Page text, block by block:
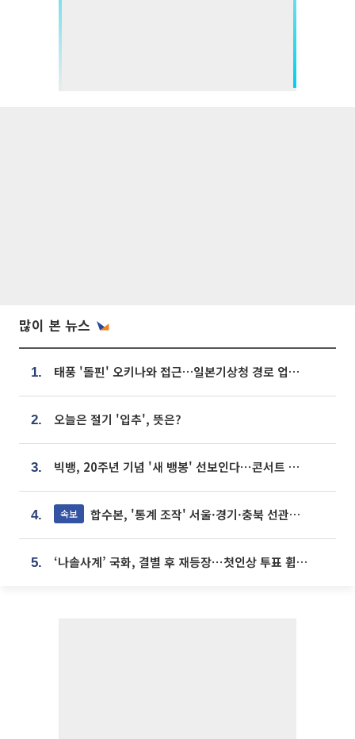
많이 본 뉴스
1. 태풍 '돌핀' 오키나와 접근…일본기상청 경로 업데이트
2. 오늘은 절기 '입추', 뜻은?
3. 빅뱅, 20주년 기념 '새 뱅봉' 선보인다⋯콘서트 앞두고 팝업 개최
4. 속보 합수본, '통계 조작' 서울·경기·충북 선관위 등 추가 압수수색
5. ‘나솔사계’ 국화, 결별 후 재등장⋯첫인상 투표 휩쓸고 ‘인기녀’ 등극